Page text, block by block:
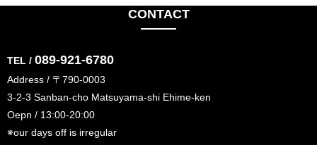
CONTACT
TEL / 089-921-6780
Address / 〒790-0003
3-2-3 Sanban-cho Matsuyama-shi Ehime-ken
Oepn / 13:00-20:00
※our days off is irregular